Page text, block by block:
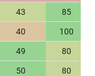
43 85
40 100
49 80
50 80